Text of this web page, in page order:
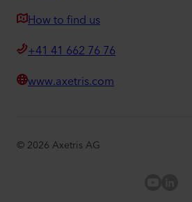
How to find us
+41 41 662 76 76
www.axetris.com
© 2026 Axetris AG